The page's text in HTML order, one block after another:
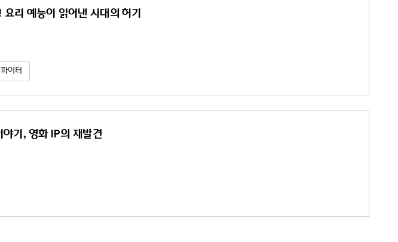
리 예능이 읽어낸 시대의 허기
이터
기, 영화 IP의 재발견